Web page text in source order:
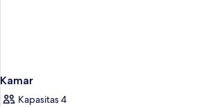
Kamar
Kapasitas 4